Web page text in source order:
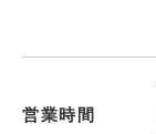
営業時間